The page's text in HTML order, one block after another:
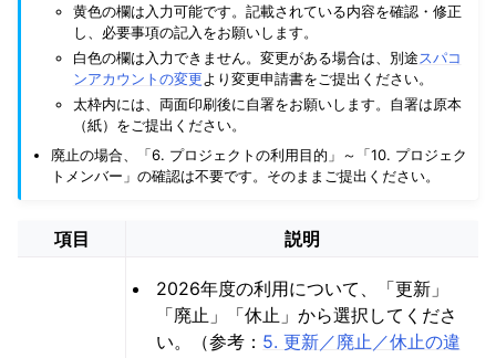
黄色の欄は入力可能です。記載されている内容を確認・修正
し、必要事項の記入をお願いします。
白色の欄は入力できません。変更がある場合は、別途スパコ
ンアカウントの変更より変更申請書をご提出ください。
太枠内には、両面印刷後に自署をお願いします。自署は原本
（紙）をご提出ください。
廃止の場合、「6. プロジェクトの利用目的」～「10. プロジェク
トメンバー」の確認は不要です。そのままご提出ください。
項目 説明
2026年度の利用について、「更新」
「廃止」「休止」から選択してくださ
い。（参考： 5. 更新／廃止／休止の違